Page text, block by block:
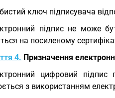
ключ підписувача
підпис не може
на посиленому
4. Призначення
цифровий підпис
з використанням